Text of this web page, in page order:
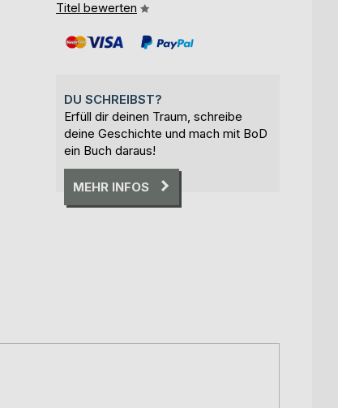
Titel bewerten
DU SCHREIBST?
Erfüll dir deinen Traum, schreibe
deine Geschichte und mach mit BoD
ein Buch daraus!
MEHR INFOS